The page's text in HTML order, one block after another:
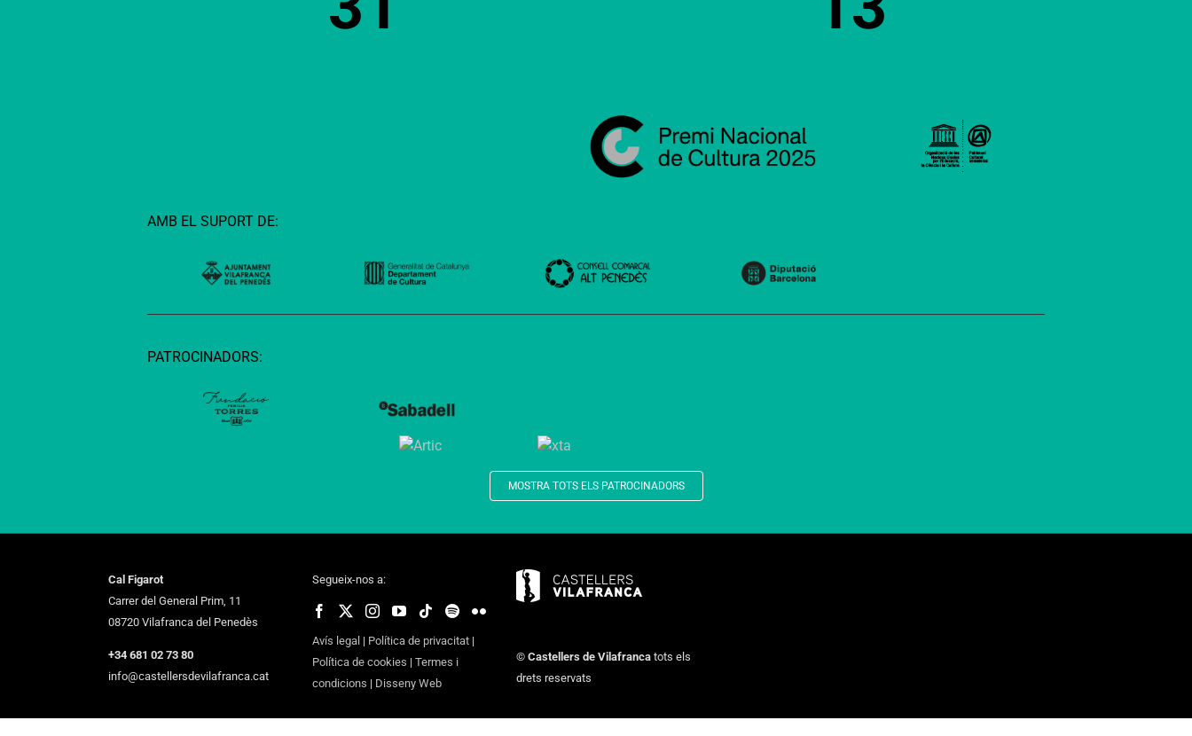
AMB EL SUPORT DE:
PATROCINADORS:
MOSTRA TOTS ELS PATROCINADORS
Cal Figarot
Carrer del General Prim, 11
08720 Vilafranca del Penedès
+34 681 02 73 80
info@castellersdevilafranca.cat
Segueix-nos a:
Avís legal | Política de privacitat |
Política de cookies | Termes i
condicions | Disseny Web
© Castellers de Vilafranca tots els
drets reservats